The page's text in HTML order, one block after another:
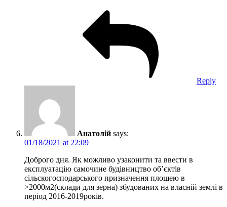
Reply
Анатолій says:
01/18/2021 at 22:09
Доброго дня. Як можливо узаконити та ввести в
експлуатацію самочине будівництво об’єктів
сільскогосподарського призначення площею в
>2000м2(склади для зерна) збудованих на власній землі в
період 2016-2019років.